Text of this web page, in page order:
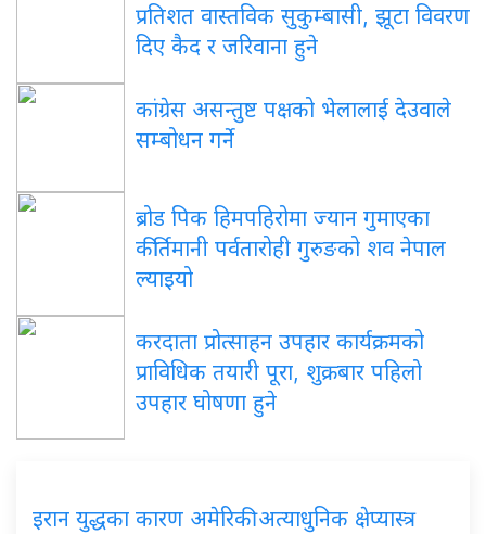
प्रतिशत वास्तविक सुकुम्बासी, झूटा विवरण
दिए कैद र जरिवाना हुने
कांग्रेस असन्तुष्ट पक्षको भेलालाई देउवाले
सम्बोधन गर्ने
ब्रोड पिक हिमपहिरोमा ज्यान गुमाएका
कीर्तिमानी पर्वतारोही गुरुङको शव नेपाल
ल्याइयो
करदाता प्रोत्साहन उपहार कार्यक्रमको
प्राविधिक तयारी पूरा, शुक्रबार पहिलो
उपहार घोषणा हुने
इरान युद्धका कारण अमेरिकी अत्याधुनिक क्षेप्यास्त्र